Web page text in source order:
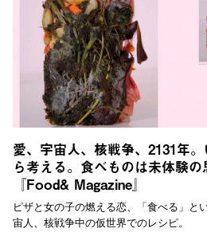
愛、宇宙人、核戦争、2131年
ら考える。食べものは未体験
『Food& Magazine』
ピザと女の子の燃える恋、「食べる」と
宙人、核戦争中の仮世界でのレシピ。